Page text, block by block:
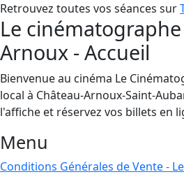
Retrouvez toutes vos séances sur
Le
Arnoux - Accueil
Bienvenue au cinéma Le
local à Château-Arnoux-Saint-
l'affiche et réservez vos billets en
Menu
Conditions Générales de Vente -